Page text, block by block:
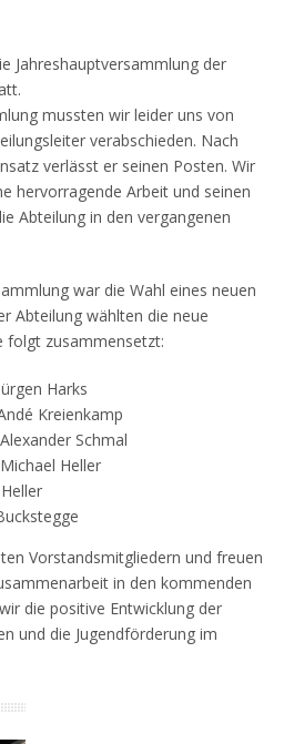
Jahreshauptversammlung der
mussten wir leider uns von
verabschieden. Nach
verlässt er seinen Posten. Wir
hervorragende Arbeit und seinen
Abteilung in den vergangenen
war die Wahl eines neuen
Abteilung wählten die neue
folgt zusammensetzt:
Harks
Kreienkamp
Schmal
Heller
Vorstandsmitgliedern und freuen
in den kommenden
die positive Entwicklung der
und die Jugendförderung im